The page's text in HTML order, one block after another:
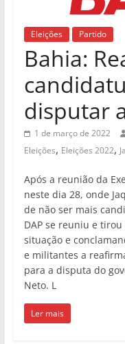
Eleições Partido
Bahia:
disputar
1 de março de 2022
Eleições, Eleições 2022,
Após a reunião da
neste dia 28, onde
de não ser mais
DAP se reuniu e
situação e
e militantes a
para a disputa do
Neto. L
Ler mais